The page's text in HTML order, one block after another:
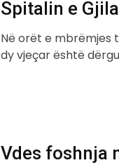
Spitalin e
Në orët e mbrëmjes
dy vjeçar është
Vdes foshnja